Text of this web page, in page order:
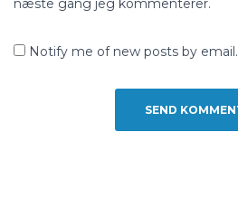
næste gang jeg kommenterer.
Notify me of new posts by email.